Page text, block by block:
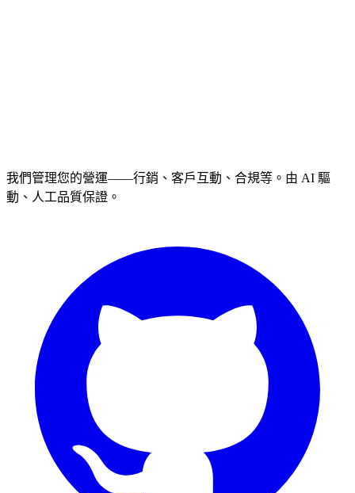
我們管理您的營運——行銷、客戶互動、合規等。由 AI 驅
動、人工品質保證。